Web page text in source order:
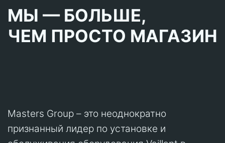
МЫ — БОЛЬШЕ,
ЧЕМ ПРОСТО МАГАЗИН
Masters Group – это неоднократно
признанный лидер по установке и